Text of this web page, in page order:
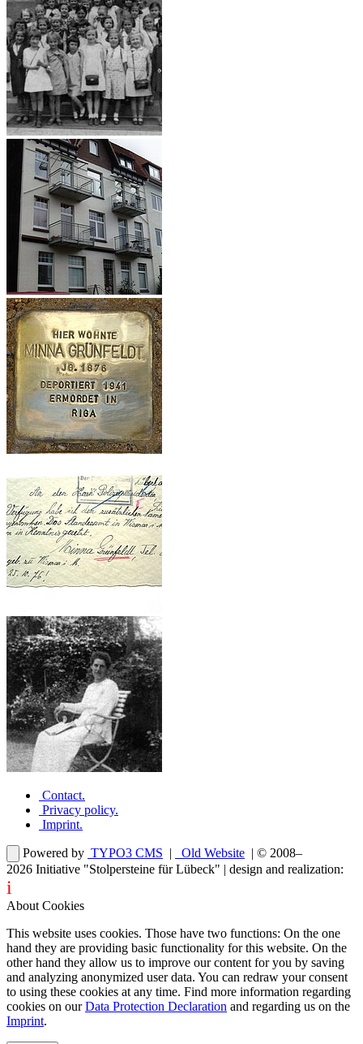
Contact.
Privacy policy.
Imprint.
Powered by TYPO3 CMS | Old Website | © 2008–
2026 Initiative "Stolpersteine für Lübeck" | design and realization:
i
About Cookies
This website uses cookies. Those have two functions: On the one
hand they are providing basic functionality for this website. On the
other hand they allow us to improve our content for you by saving
and analyzing anonymized user data. You can redraw your consent
to using these cookies at any time. Find more information regarding
cookies on ourData Protection Declaration and regarding us on the
Imprint.